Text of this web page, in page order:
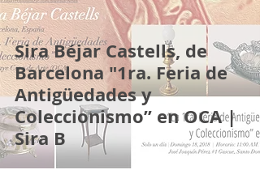
Sira Béjar Castells, de
Barcelona "1ra. Feria de
Antigüedades y
Coleccionismo” en OCA |
Sira B